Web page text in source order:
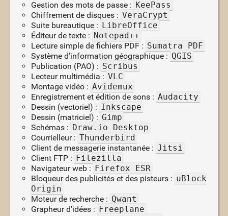
Gestion des mots de passe : KeePass
Chiffrement de disques : VeraCrypt
Suite bureautique : LibreOffice
Éditeur de texte : Notepad++
Lecture simple de fichiers PDF : Sumatra PDF
Système d'information géographique : QGIS
Publication (PAO) : Scribus
Lecteur multimédia : VLC
Montage vidéo : Avidemux
Enregistrement et édition de sons : Audacity
Dessin (vectoriel) : Inkscape
Dessin (matriciel) : Gimp
Schémas : Draw.io Desktop
Courrielleur : Thunderbird
Client de messagerie instantanée : Jitsi
Client FTP : Filezilla
Navigateur web : Firefox ESR
Bloqueur des publicités et des pisteurs : uBlock
Origin
Moteur de recherche : Qwant
Grapheur d'idées : Freeplane